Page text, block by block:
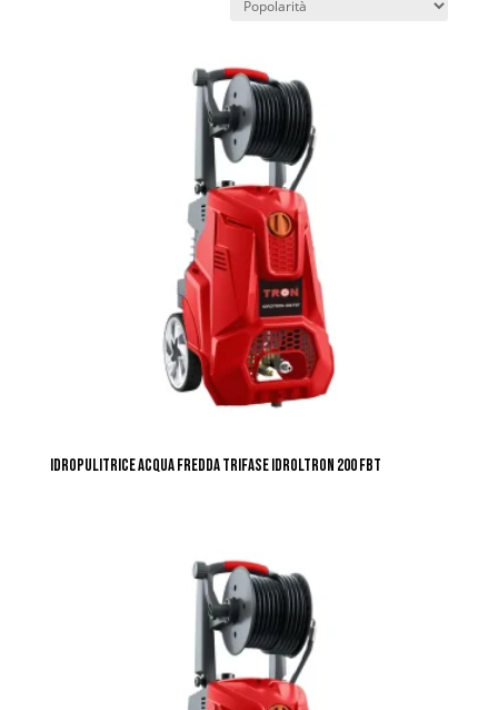
IDROPULITRICE ACQUA FREDDA TRIFASE IDROLTRON 200 FBT